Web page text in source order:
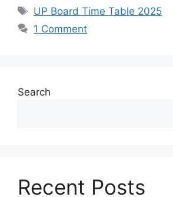
Tags
UP Board Time Table 2025
1 Comment
Search
Recent Posts